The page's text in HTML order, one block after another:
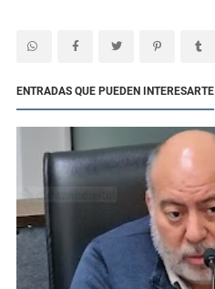
ENTRADAS QUE PUEDEN INTERESARTE